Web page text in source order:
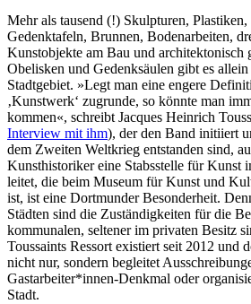
Mehr als tausend (!) Skulpturen, Plastiken,
Gedenktafeln, Brunnen, Bodenarbeiten,
Kunstobjekte am Bau und architektonisch
Obelisken und Gedenksäulen gibt es
Stadtgebiet. »Legt man eine engere
‚Kunstwerk‘ zugrunde, so könnte man
kommen«, schreibt Jacques Heinrich
Interview mit ihm), der den Band initiiert
dem Zweiten Weltkrieg entstanden sind,
Kunsthistoriker eine Stabsstelle für Kunst
leitet, die beim Museum für Kunst und
ist, ist eine Dortmunder Besonderheit.
Städten sind die Zuständigkeiten für die
kommunalen, seltener im privaten Besitz
Toussaints Ressort existiert seit 2012 und
nicht nur, sondern begleitet
Gastarbeiter*innen-Denkmal oder
Stadt.